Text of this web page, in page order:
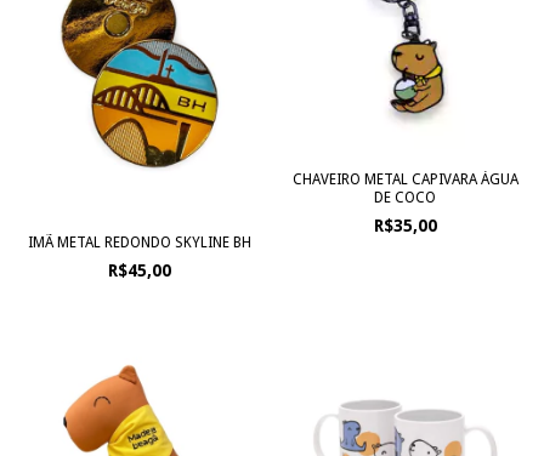
IMÃ METAL REDONDO SKYLINE BH
R$45,00
CHAVEIRO METAL CAPIVARA ÁGUA
DE COCO
R$35,00